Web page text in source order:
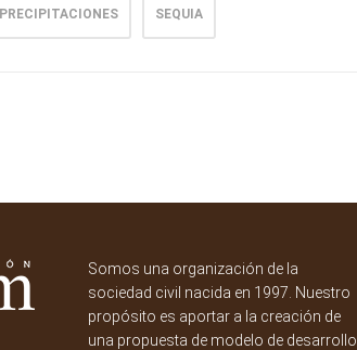
PRECIPITACIONES SEQUIA
Somos una organización de la
sociedad civil nacida en 1997. Nuestro
propósito es aportar a la creación de
una propuesta de modelo de desarrollo